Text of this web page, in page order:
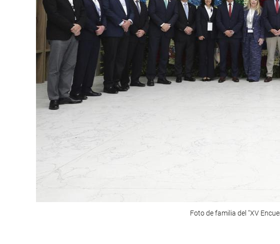
Foto de familia del "XV